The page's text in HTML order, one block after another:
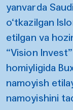
yanvarda
o‘tkazilgan
etilgan va
“Vision
homiyligida
namoyish
namoyishini